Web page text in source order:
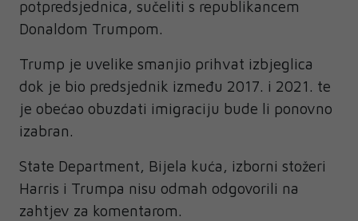
potpredsjednica, sučeliti s republikancem
Donaldom Trumpom.
Trump je uvelike smanjio prihvat izbjeglica
dok je bio predsjednik između 2017. i 2021. te
je obećao obuzdati imigraciju bude li ponovno
izabran.
State Department, Bijela kuća, izborni stožeri
Harris i Trumpa nisu odmah odgovorili na
zahtjev za komentarom.